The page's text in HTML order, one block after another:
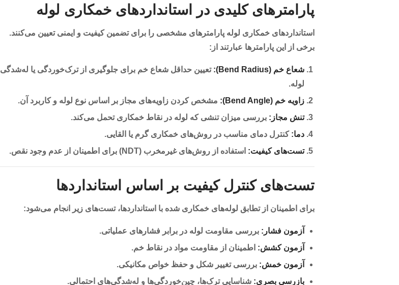
پارامترهای کلیدی در استانداردهای خمکاری لوله
استانداردهای خمکاری لوله پارامترهای مشخصی را برای تضمین کیفیت و ایمنی تعیین می‌کنند.
برخی از این پارامترها عبارتند از:
شعاع خم (Bend Radius):
تعیین حداقل شعاع خم برای جلوگیری از ترک‌خوردگی یا له‌شدگی
لوله.
زاویه خم (Bend Angle):
مشخص کردن زاویه‌های مجاز بر اساس نوع لوله و کاربرد آن.
تنش مجاز: بررسی میزان تنشی که لوله در نقاط خمکاری تحمل می‌کند.
دما: کنترل دمای مناسب در روش‌های خمکاری گرم یا القایی.
تست‌های کیفیت: استفاده از روش‌های غیرمخرب (NDT) برای اطمینان از عدم وجود نقص.
تست‌های کنترل کیفیت بر اساس استانداردها
برای اطمینان از تطابق لوله‌های خمکاری شده با استانداردها، تست‌های زیر انجام می‌شود:
آزمون فشار: بررسی مقاومت لوله در برابر فشارهای عملیاتی.
آزمون کشش: اطمینان از مقاومت مواد در نقاط خم.
آزمون خمش: بررسی تغییر شکل و حفظ خواص مکانیکی.
بازرسی بصری: شناسایی ترک‌ها، چین‌خوردگی‌ها و له‌شدگی‌های احتمالی.